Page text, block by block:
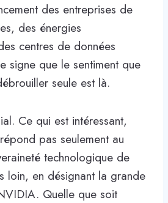
des entreprises de
des énergies
centres de données
signe que le sentiment que
seule est là.
Ce qui est intéressant,
pas seulement au
technologique de
loin, en désignant la grande
Quelle que soit